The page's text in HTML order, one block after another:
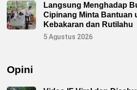
Langsung Menghadap
Cipinang Minta Bantuan
Kebakaran dan Rutilahu
5 Agustus 2026
Opini